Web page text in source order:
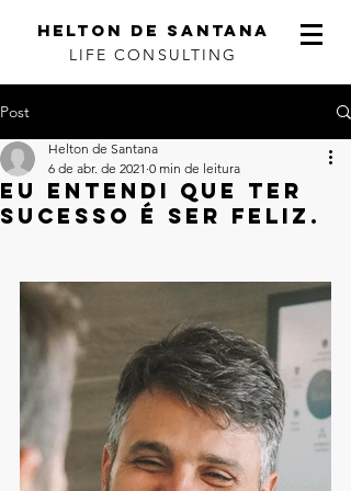
helton de santana
LIFE CONSULTING
Post
Eu entendi que ter
sucesso é ser feliz.
Helton de Santana
6 de abr. de 2021 0 min de leitura